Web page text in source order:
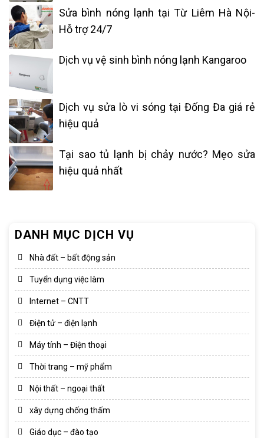
DANH MỤC DỊCH VỤ
Nhà đất – bất động sản
Tuyển dụng việc làm
Internet – CNTT
Điện tử – điện lạnh
Máy tính – Điện thoại
Thời trang – mỹ phẩm
Nội thất – ngoại thất
xây dựng chống thấm
Giáo dục – đào tạo
Sửa bình nóng lạnh tại Từ Liêm Hà Nội-
Hỗ trợ 24/7
Dịch vụ vệ sinh bình nóng lạnh Kangaroo
Dịch vụ sửa lò vi sóng tại Đống Đa giá rẻ
hiệu quả
Tại sao tủ lạnh bị chảy nước? Mẹo sửa
hiệu quả nhất